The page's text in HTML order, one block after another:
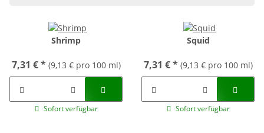
Shrimp
7,31 €* (9,13 € pro 100 ml)
Sofort verfügbar
Squid
7,31 €* (9,13 € pro 100 ml)
Sofort verfügbar